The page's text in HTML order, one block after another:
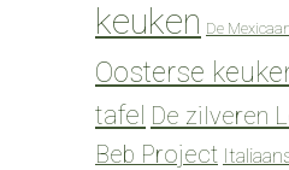
keuken De
Oosterse
tafel De zilveren
Beb Project